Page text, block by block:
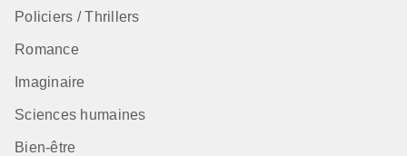
Policiers / Thrillers
Romance
Imaginaire
Sciences humaines
Bien-être